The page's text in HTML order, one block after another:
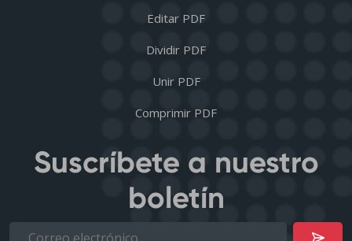
Editar PDF
Dividir PDF
Unir PDF
Comprimir PDF
Suscríbete a nuestro
boletín